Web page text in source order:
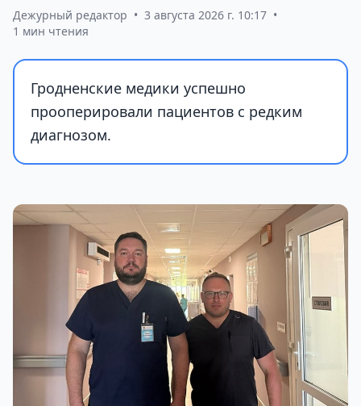
Дежурный редактор • 3 августа 2026 г. 10:17 •
1 мин чтения
Гродненские медики успешно
прооперировали пациентов с редким
диагнозом.